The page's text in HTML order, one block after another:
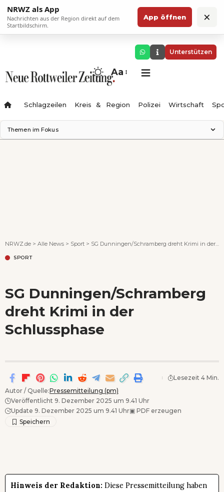
NRWZ als App
Nachrichten aus der Region direkt auf dem
Startbildschirm.
App öffnen ×
Unterstützen
Aa
Schlagzeilen Kreis & Region Polizei Wirtschaft
Themen im Fokus
NRWZ.de > Alle News > Sport > SG Dunningen/Schramberg dreht Krimi in der Schlussphase
SPORT
SG Dunningen/Schramberg
dreht Krimi in der
Schlussphase
Autor / Quelle:Pressemitteilung (pm)
Veröffentlicht 9. Dezember 2025 um 9.41 Uhr
Update 9. Dezember 2025 um 9.41 Uhr▣ PDF erzeugen
Lesezeit 4 Min.
Hinweis der Redaktion: Diese Pressemitteilung haben